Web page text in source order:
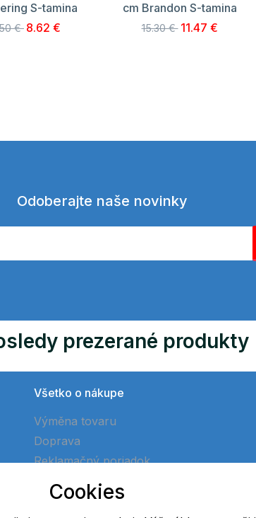
S-tamina
€ 8.62 €
cm Brandon S-tamina
15.30 € 11.47 €
Odoberajte naše novinky
prezerané produkty
Všetko o nákupe
Výměna tovaru
Doprava
Reklamačný poriadok
Ako vytvoriť objednávku
Obchodné podmienky
Cookies